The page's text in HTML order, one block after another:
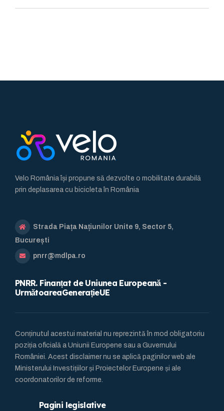
Velo România își propune să dezvolte o mobilitate durabilă
prin deplasarea cu bicicleta în România
Strada Piața Națiunilor Unite 9, Sector 5,
București
pnrr@mdlpa.ro
PNRR. Finanțat de Uniunea Europeană -
UrmătoareaGenerațieUE
Conținutul acestui material nu reprezintă în mod obligatoriu
poziția oficială a Uniunii Europene sau a Guvernului
României. Acest disclaimer nu se aplică paginilor web ale
Ministerului Investițiilor și Proiectelor Europene și ale
coordonatorilor de reforme.
Pagini legislative